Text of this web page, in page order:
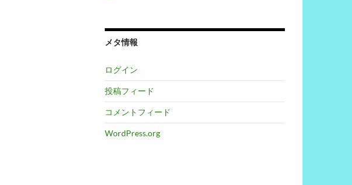
メタ情報
ログイン
投稿フィード
コメントフィード
WordPress.org